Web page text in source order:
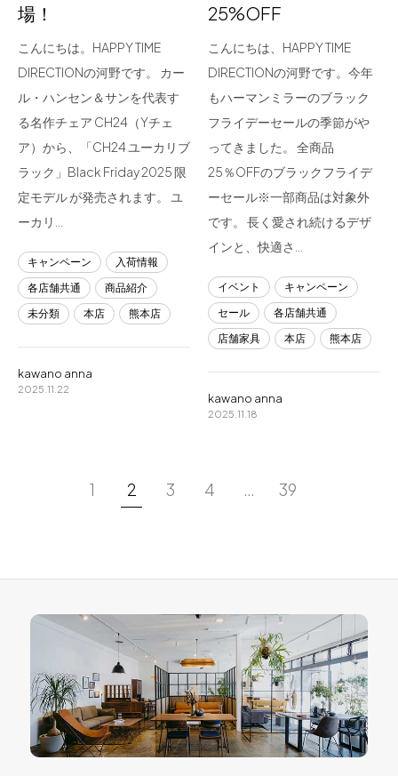
場！
こんにちは。HAPPY TIME
DIRECTIONの河野です。 カー
ル・ハンセン＆サンを代表す
る名作チェア CH24（Yチェ
ア）から、「CH24 ユーカリブ
ラック」Black Friday 2025 限
定モデル が発売されます。 ユ
ーカリ…
キャンペーン
入荷情報
各店舗共通
商品紹介
未分類
本店 熊本店
kawano anna
2025.11.22
25%OFF
こんにちは、HAPPY TIME
DIRECTIONの河野です。今年
もハーマンミラーのブラック
フライデーセールの季節がや
ってきました。 全商品
25％OFFのブラックフライデ
ーセール※一部商品は対象外
です。 長く愛され続けるデザ
インと、快適さ…
イベント
キャンペーン
セール
各店舗共通
店舗家具
本店 熊本店
kawano anna
2025.11.18
1 2 3 4 … 39